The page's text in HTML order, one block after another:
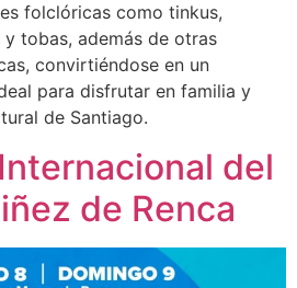
folclóricas como tinkus,
tobas, además de otras
convirtiéndose en un
para disfrutar en familia y
de Santiago.
del
de Renca